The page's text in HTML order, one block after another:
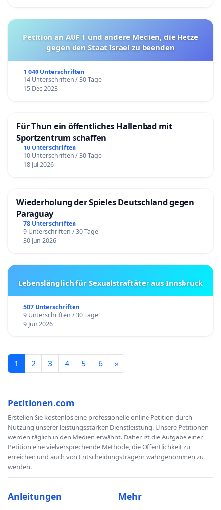
Petition an AUF 1 und andere Medien, die Hetze
gegen den Staat Israel zu beenden
1 040 Unterschriften
14 Unterschriften / 30 Tage
15 Dec 2023
Für Thun ein öffentliches Hallenbad mit
Sportzentrum schaffen
10 Unterschriften
10 Unterschriften / 30 Tage
18 Jul 2026
Wiederholung der Spieles Deutschland gegen
Paraguay
78 Unterschriften
9 Unterschriften / 30 Tage
30 Jun 2026
Lebenslänglich für Sexualstraftäter aus Innsbruck
507 Unterschriften
9 Unterschriften / 30 Tage
9 Jun 2026
1 2 3 4 5 6 »
Petitionen.com
Erstellen Sie kostenlos eine professionelle online Petition durch
Nutzung unserer leistungsstarken Dienstleistung. Unsere Petitionen
werden täglich in den Medien erwähnt. Daher ist die Aufgabe einer
Petition eine vielversprechende Methode, die Öffentlichkeit zu
erreichen und auch von Entscheidungsträgern wahrgenommen zu
werden.
Anleitungen Mehr